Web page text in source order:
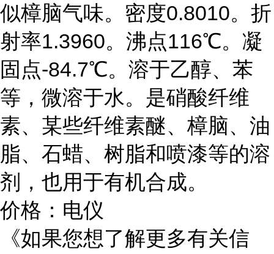
似樟脑气味。密度0.8010。折
射率1.3960。沸点116℃。凝
固点-84.7℃。溶于乙醇、苯
等，微溶于水。是硝酸纤维
素、某些纤维素醚、樟脑、油
脂、石蜡、树脂和喷漆等的溶
剂，也用于有机合成。
价格：电仪
《如果您想了解更多有关信